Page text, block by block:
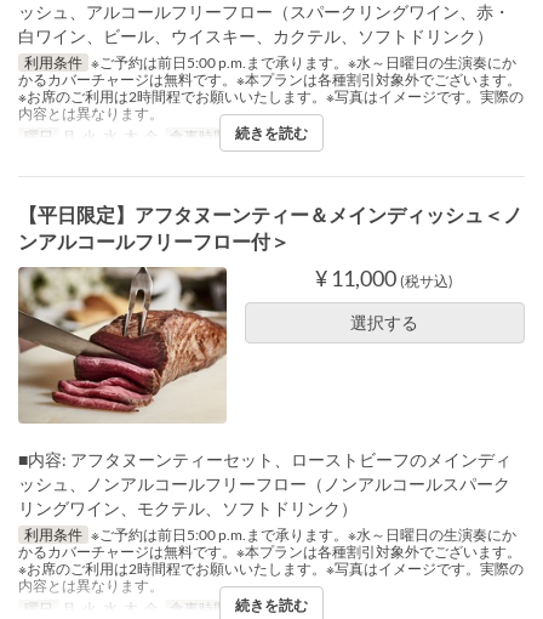
ッシュ、アルコールフリーフロー（スパークリングワイン、赤・
白ワイン、ビール、ウイスキー、カクテル、ソフトドリンク）
利用条件 ※ご予約は前日5:00 p.m.まで承ります。※水～日曜日の生演奏にか
かるカバーチャージは無料です。※本プランは各種割引対象外でございます。
※お席のご利用は2時間程でお願いいたします。※写真はイメージです。実際の
内容とは異なります。
曜日
月, 火, 水, 木, 金 食事時間 ディナー
続きを読む
【平日限定】アフタヌーンティー＆メインディッシュ＜ノ
ンアルコールフリーフロー付＞
¥ 11,000 (税サ込)
選択する
■内容: アフタヌーンティーセット、ローストビーフのメインディ
ッシュ、ノンアルコールフリーフロー（ノンアルコールスパーク
リングワイン、モクテル、ソフトドリンク）
利用条件 ※ご予約は前日5:00 p.m.まで承ります。※水～日曜日の生演奏にか
かるカバーチャージは無料です。※本プランは各種割引対象外でございます。
※お席のご利用は2時間程でお願いいたします。※写真はイメージです。実際の
内容とは異なります。
曜日
月, 火, 水, 木, 金 食事時間 ディナー
続きを読む